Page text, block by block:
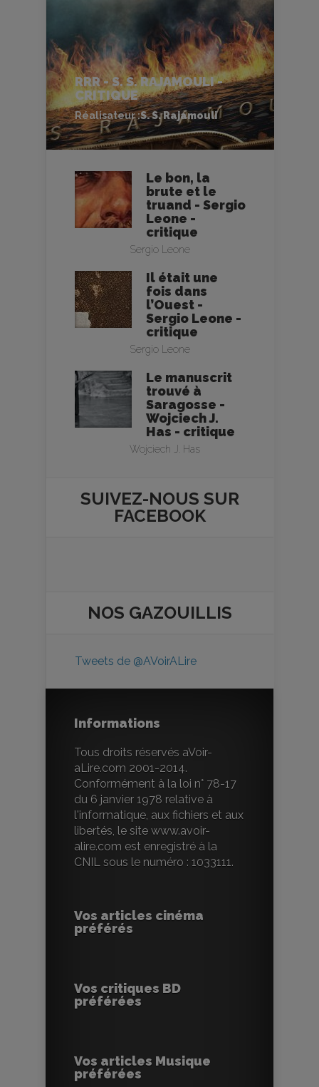
RRR - S. S. RAJAMOULI -
CRITIQUE
Réalisateur :S. S. Rajamouli
Le bon, la
brute et le
truand - Sergio
Leone -
critique
Sergio Leone
Il était une
fois dans
l’Ouest -
Sergio Leone -
critique
Sergio Leone
Le manuscrit
trouvé à
Saragosse -
Wojciech J.
Has - critique
Wojciech J. Has
SUIVEZ-NOUS SUR
FACEBOOK
NOS GAZOUILLIS
Tweets de @AVoirALire
Informations
Tous droits réservés aVoir-
aLire.com 2001-2014.
Conformément à la loi n° 78-17
du 6 janvier 1978 relative à
l'informatique, aux fichiers et aux
libertés, le site www.avoir-
alire.com est enregistré à la
CNIL sous le numéro : 1033111.
Vos articles cinéma
préférés
Vos critiques BD
préférées
Vos articles Musique
préférées